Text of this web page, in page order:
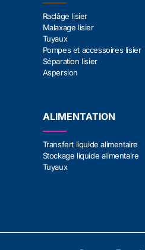
Raclâge lisier
Malaxage lisier
Tuyaux
Pompes et accessoires lisier
Séparation lisier
Aspersion
ALIMENTATION
Transfert liquide alimentaire
Stockage liquide alimentaire
Tuyaux